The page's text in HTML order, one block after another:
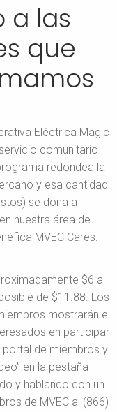
a las
que
Eléctrica Magic
comunitario
redondea la
y esa cantidad
se dona a
nuestra área de
MVEC Cares.
$6 al
de $11.88. Los
mostrarán el
en participar
portal de miembros y
en la pestaña
y hablando con un
de MVEC al (866)